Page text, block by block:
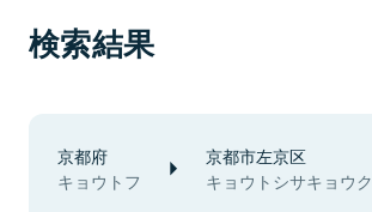
検索結果
京都府
キョウトフ
京都市左京区
キョウトシサキョウク